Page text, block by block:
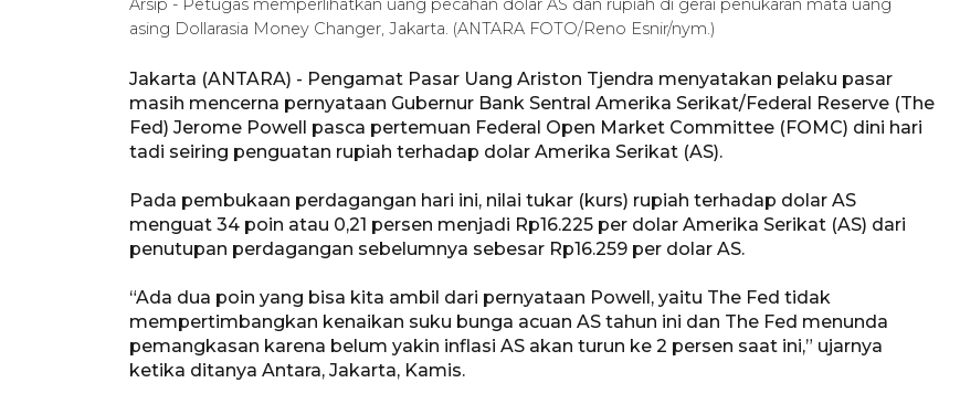
Arsip - Petugas memperlihatkan uang pecahan dolar AS dan rupiah di gerai penukaran mata uang
asing Dollarasia Money Changer, Jakarta. (ANTARA FOTO/Reno Esnir/nym.)
Jakarta (ANTARA) - Pengamat Pasar Uang Ariston Tjendra menyatakan pelaku pasar
masih mencerna pernyataan Gubernur Bank Sentral Amerika Serikat/Federal Reserve (The
Fed) Jerome Powell pasca pertemuan Federal Open Market Committee (FOMC) dini hari
tadi seiring penguatan rupiah terhadap dolar Amerika Serikat (AS).
Pada pembukaan perdagangan hari ini, nilai tukar (kurs) rupiah terhadap dolar AS
menguat 34 poin atau 0,21 persen menjadi Rp16.225 per dolar Amerika Serikat (AS) dari
penutupan perdagangan sebelumnya sebesar Rp16.259 per dolar AS.
“Ada dua poin yang bisa kita ambil dari pernyataan Powell, yaitu The Fed tidak
mempertimbangkan kenaikan suku bunga acuan AS tahun ini dan The Fed menunda
pemangkasan karena belum yakin inflasi AS akan turun ke 2 persen saat ini,” ujarnya
ketika ditanya Antara, Jakarta, Kamis.